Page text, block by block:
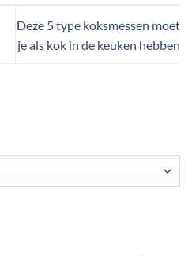
Deze 5 type koksmessen moet
je als kok in de keuken hebben